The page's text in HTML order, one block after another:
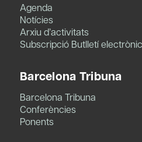
Agenda
Notícies
Arxiu d’activitats
Subscripció Butlletí electrònic
Barcelona Tribuna
Barcelona Tribuna
Conferències
Ponents